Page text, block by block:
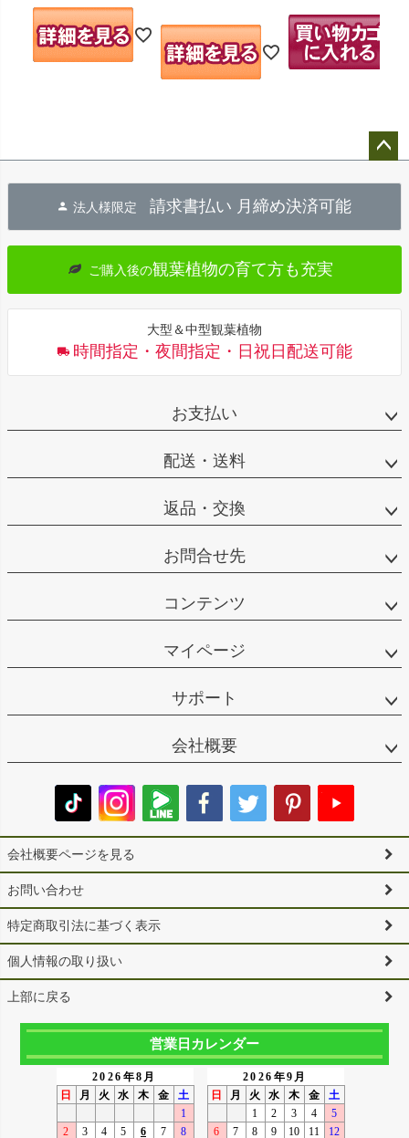
へ
法人様限定請求書払い 月締め決済可能
ご購入後の観葉植物の育て方も充実
大型＆中型観葉植物
時間指定・夜間指定・日祝日配送可能
お支払い
配送・送料
返品・交換
お問合せ先
コンテンツ
マイページ
サポート
会社概要
会社概要ページを見る
お問い合わせ
特定商取引法に基づく表示
個人情報の取り扱い
上部に戻る
営業日カレンダー